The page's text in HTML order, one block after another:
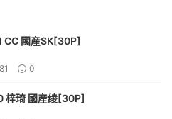
CC 國産SK[30P]
0
梓琦 國産绫[30P]